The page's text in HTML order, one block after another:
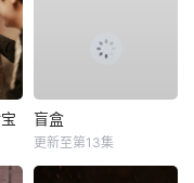
盲盒
更新至第13集